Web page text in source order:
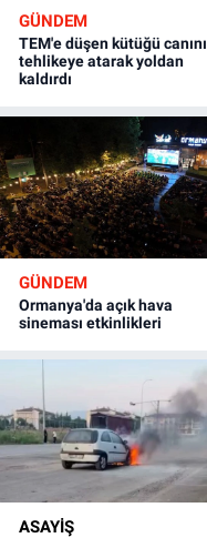
GÜNDEM
TEM'e düşen kütüğü canını
tehlikeye atarak yoldan
kaldırdı
GÜNDEM
Ormanya'da açık hava
sineması etkinlikleri
ASAYİŞ